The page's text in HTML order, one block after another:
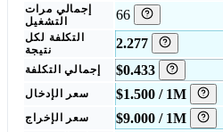
إجمالي مرات
التشغيل
66
التكلفة لكل
نتيجة
2.277
إجمالي التكلفة $0.433
سعر الإدخال $1.500 / 1M
سعر الإخراج $9.000 / 1M